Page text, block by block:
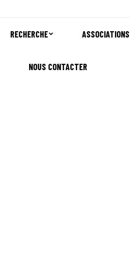
RECHERCHE ASSOCIATIONS
NOUS CONTACTER